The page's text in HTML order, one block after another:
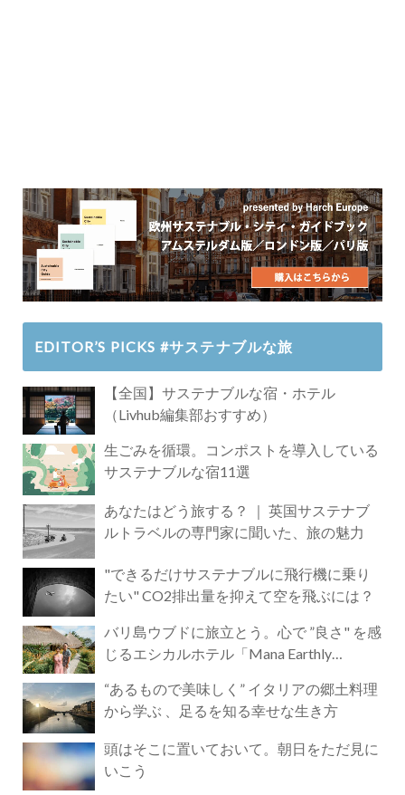
EDITOR’S PICKS #サステナブルな旅
【全国】サステナブルな宿・ホテル
（Livhub編集部おすすめ）
生ごみを循環。コンポストを導入している
サステナブルな宿11選
あなたはどう旅する？ ｜ 英国サステナブ
ルトラベルの専門家に聞いた、旅の魅力
"できるだけサステナブルに飛行機に乗り
たい" CO2排出量を抑えて空を飛ぶには？
バリ島ウブドに旅立とう。心で ”良さ" を感
じるエシカルホテル「Mana Earthly
“あるもので美味しく” イタリアの郷土料理
から学ぶ 、足るを知る幸せな生き方
頭はそこに置いておいて。朝日をただ見に
いこう